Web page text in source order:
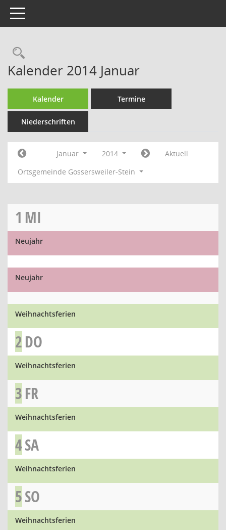
Toggle navigation
Rechercheauswahl
Kalender 2014 Januar
Kalender Termine
Niederschriften
Januar 2014
Aktuell
Ortsgemeinde Gossersweiler-Stein
1 MI
Neujahr
Neujahr
Weihnachtsferien
2DO
Weihnachtsferien
3FR
Weihnachtsferien
4SA
Weihnachtsferien
5SO
Weihnachtsferien